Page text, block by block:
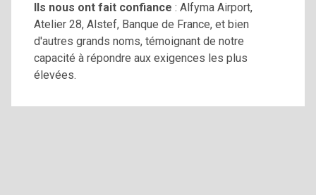
Ils nous ont fait confiance : Alfyma Airport,
Atelier 28, Alstef, Banque de France, et bien
d'autres grands noms, témoignant de notre
capacité à répondre aux exigences les plus
élevées.